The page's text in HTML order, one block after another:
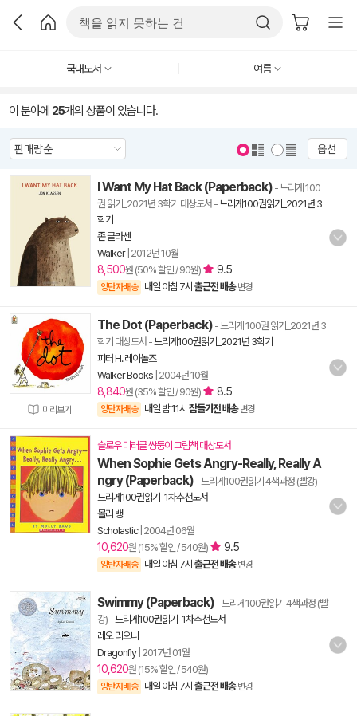
국내도서 여름
이 분야에 25개의 상품이 있습니다.
옵션
I Want My Hat Back (Paperback) - 느리게 100
권 읽기_2021년 3학기 대상도서 -느리게100권읽기_2021년 3
학기
존 클라센
Walker| 2012년 10월
8,500원 (50% 할인 / 90원) 9.5
양탄자배송 내일 아침 7시 출근전 배송 변경
미리보기
The Dot (Paperback) - 느리게 100권 읽기_2021년 3
학기 대상도서 -느리게100권읽기_2021년 3학기
피터 H. 레이놀즈
Walker Books 2004년 10월
8,840원 (35% 할인 / 90원) 8.5
양탄자배송 내일 밤 11시 잠들기전 배송 변경
슬로우 미러클 쌍둥이 그림책 대상도서
When Sophie Gets Angry-Really, Really A
ngry (Paperback) - 느리게100권읽기 4색과정 (빨강) -
느리게100권읽기-1차추천도서
몰리 뱅
Scholastic| 2004년 06월
10,620원 (15% 할인 / 540원) 9.5
양탄자배송 내일 아침 7시 출근전 배송 변경
Swimmy (Paperback) - 느리게100권읽기 4색과정 (빨
강) -느리게100권읽기-1차추천도서
레오 리오니
Dragonfly| 2017년 01월
10,620원 (15% 할인 / 540원)
양탄자배송 내일 아침 7시 출근전 배송 변경